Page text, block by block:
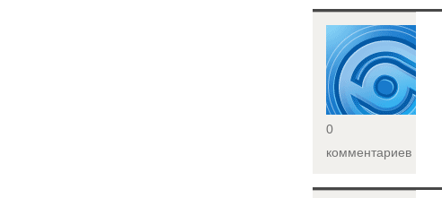
<
0
комментариев